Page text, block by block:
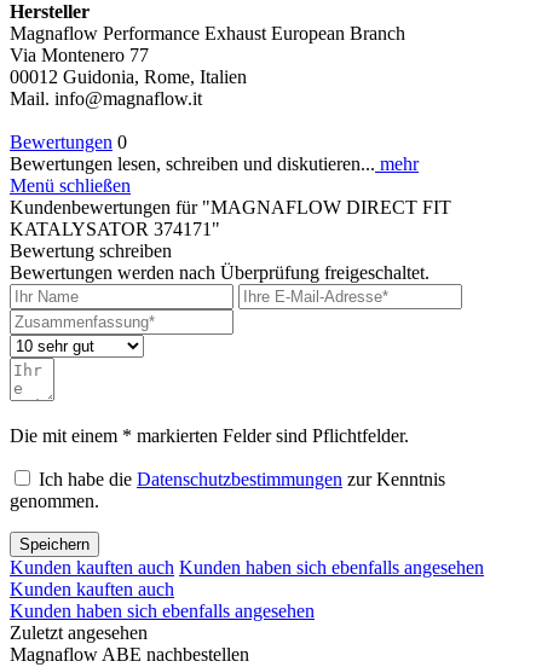
Hersteller
Magnaflow Performance Exhaust European Branch
Via Montenero 77
00012 Guidonia, Rome, Italien
Mail. info@magnaflow.it
Bewertungen 0
Bewertungen lesen, schreiben und diskutieren... mehr
Menü schließen
Kundenbewertungen für "MAGNAFLOW DIRECT FIT
KATALYSATOR 374171"
Bewertung schreiben
Bewertungen werden nach Überprüfung freigeschaltet.
Die mit einem * markierten Felder sind Pflichtfelder.
Ich habe die Datenschutzbestimmungen zur Kenntnis
genommen.
Speichern
Kunden kauften auch Kunden haben sich ebenfalls angesehen
Kunden kauften auch
Kunden haben sich ebenfalls angesehen
Zuletzt angesehen
Magnaflow ABE nachbestellen